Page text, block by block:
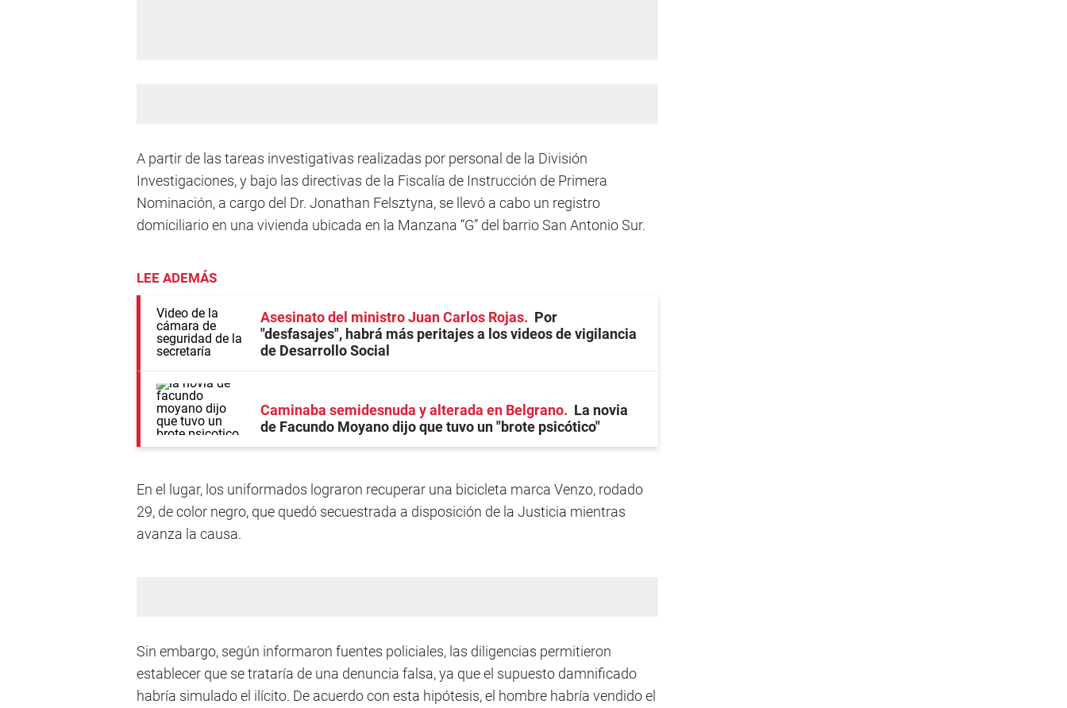
A partir de las tareas investigativas realizadas por personal de la División
Investigaciones, y bajo las directivas de la Fiscalía de Instrucción de Primera
Nominación, a cargo del Dr. Jonathan Felsztyna, se llevó a cabo un registro
domiciliario en una vivienda ubicada en la Manzana “G” del barrio San Antonio Sur.
LEE ADEMÁS
Asesinato del ministro Juan Carlos Rojas
Por
"desfasajes", habrá más peritajes a los videos de vigilancia
de Desarrollo Social
Caminaba semidesnuda y alterada en Belgrano
La novia
de Facundo Moyano dijo que tuvo un "brote psicótico"
En el lugar, los uniformados lograron recuperar una bicicleta marca Venzo, rodado
29, de color negro, que quedó secuestrada a disposición de la Justicia mientras
avanza la causa.
Sin embargo, según informaron fuentes policiales, las diligencias permitieron
establecer que se trataría de una denuncia falsa, ya que el supuesto damnificado
habría simulado el ilícito. De acuerdo con esta hipótesis, el hombre habría vendido el